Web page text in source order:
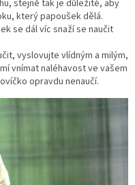
stejně tak je důležité, aby
který papoušek dělá.
se dál víc snaží se naučit
vyslovujte vlídným a milým,
vnímat naléhavost ve vašem
opravdu nenaučí.